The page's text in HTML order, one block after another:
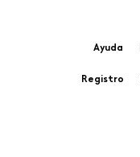
Ayuda
Registro